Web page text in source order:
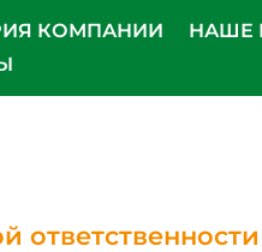
КОМПАНИИ НАШЕ